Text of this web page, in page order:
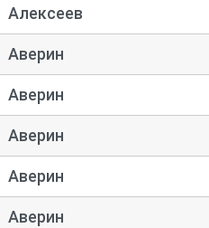
Алексеев
Аверин
Аверин
Аверин
Аверин
Аверин